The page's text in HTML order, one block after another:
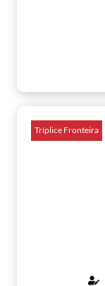
Tríplice Fronteira